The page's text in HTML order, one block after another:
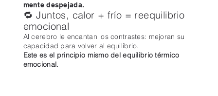
mente despejada.
🔁 Juntos, calor + frío = reequilibrio
emocional
Al cerebro le encantan los contrastes: mejoran su
capacidad para volver al equilibrio.
Este es el principio mismo del equilibrio térmico
emocional.